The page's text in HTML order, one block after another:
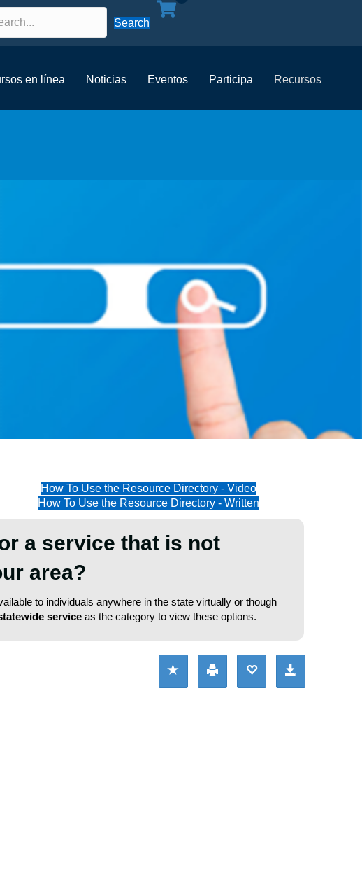
Search
en línea Noticias Eventos Participa Recursos
How To Use the Resource Directory - Video
How To Use the Resource Directory - Written
a service that is not
area?
to individuals anywhere in the state virtually or though
serviceas the category to view these options.